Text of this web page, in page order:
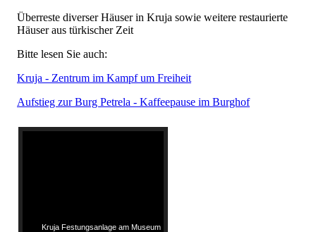
Überreste diverser Häuser in Kruja sowie weitere restaurierte
Häuser aus türkischer Zeit
Bitte lesen Sie auch:
Kruja - Zentrum im Kampf um Freiheit
Aufstieg zur Burg Petrela - Kaffeepause im Burghof
Kruja Festungsanlage am Museum